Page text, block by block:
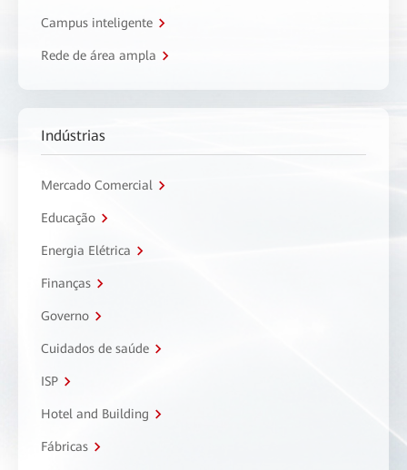
Campus inteligente
Rede de área ampla
Indústrias
Mercado Comercial
Educação
Energia Elétrica
Finanças
Governo
Cuidados de saúde
ISP
Hotel and Building
Fábricas